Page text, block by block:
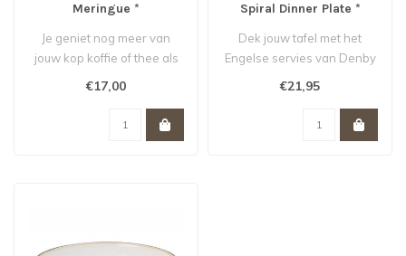
Meringue *
Je geniet nog meer van
jouw kop koffie of thee als
je het drinkt uit deze grote ..
€17,00
Spiral Dinner Plate *
Dek jouw tafel met het
Engelse servies van Denby
en iedere maaltijd wordt
€21,95